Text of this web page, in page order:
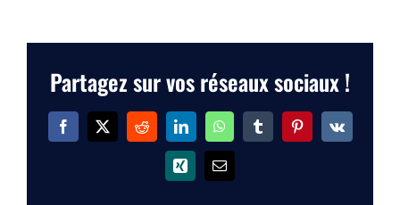
Partagez sur vos réseaux sociaux !
Facebook
X RedditLinkedInWhatsAppTumblrPinterest
Vk
Xing Email